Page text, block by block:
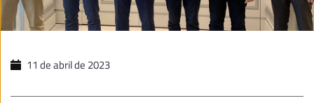
11 de abril de 2023